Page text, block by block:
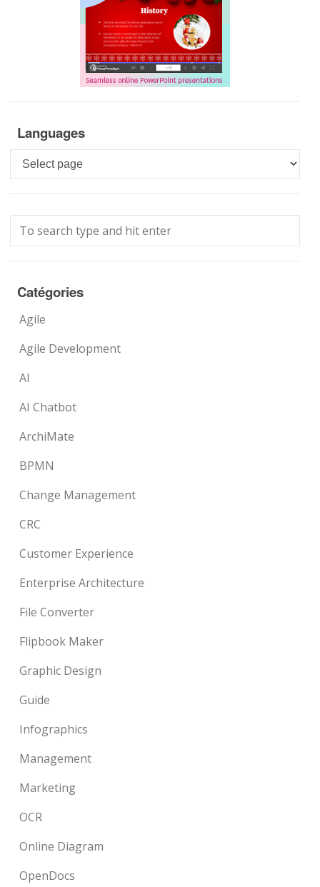
Languages
Languages
Catégories
Agile
Agile Development
AI
AI Chatbot
ArchiMate
BPMN
Change Management
CRC
Customer Experience
Enterprise Architecture
File Converter
Flipbook Maker
Graphic Design
Guide
Infographics
Management
Marketing
OCR
Online Diagram
OpenDocs